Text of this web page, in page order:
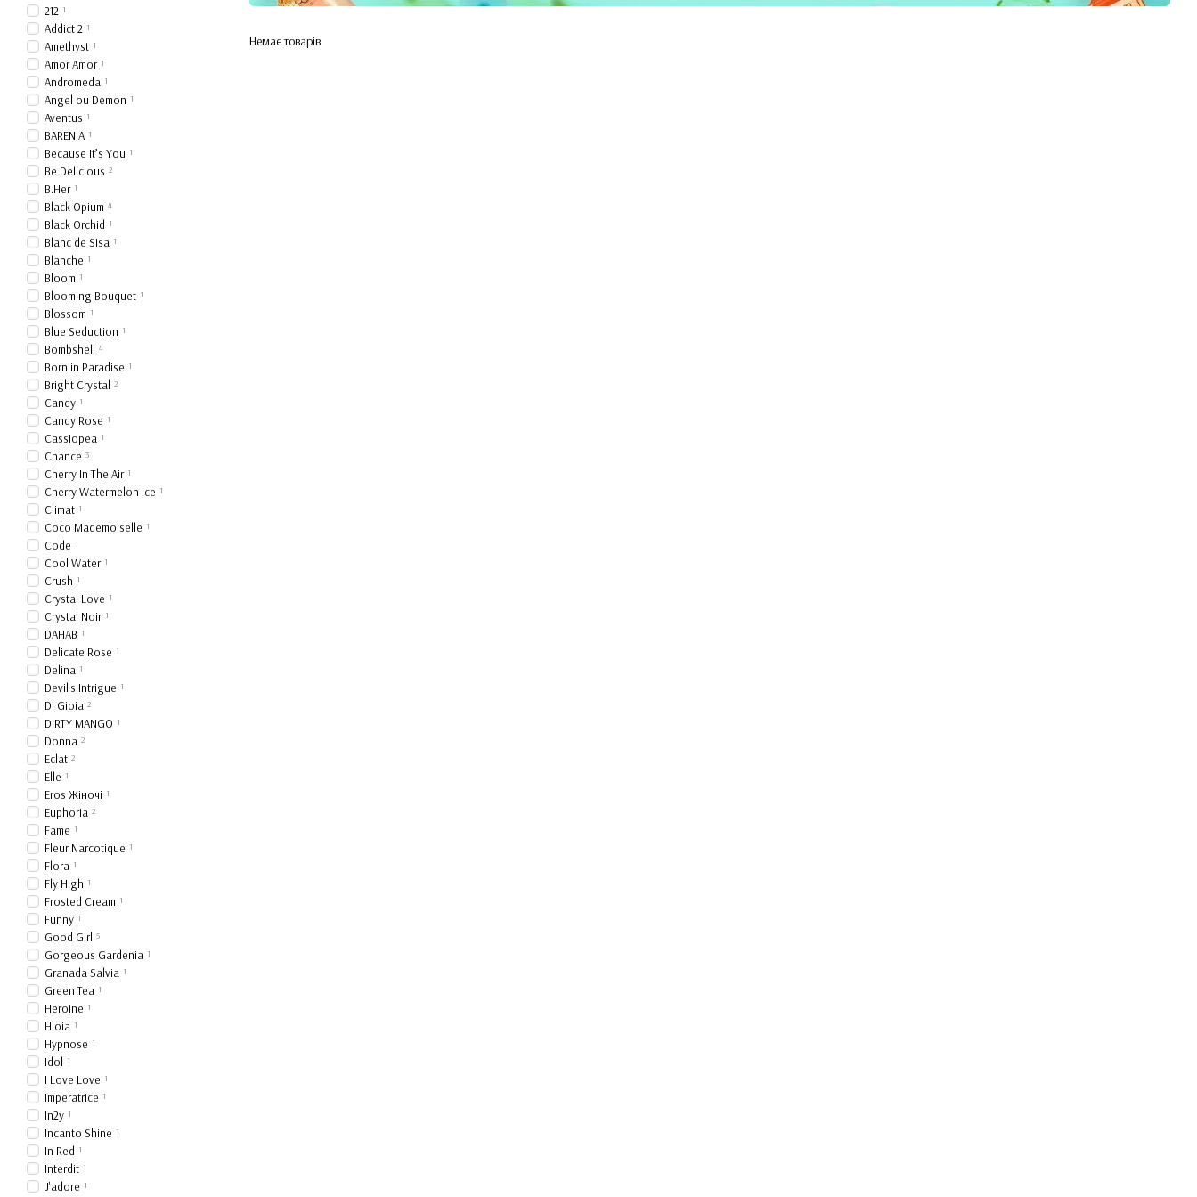
Немає товарів
212 1
Addict 2 1
Amethyst 1
Amor Amor 1
Andromeda 1
Angel ou Demon 1
Aventus 1
BARENIA 1
Because It’s You 1
Be Delicious 2
B.Her 1
Black Opium 4
Black Orchid 1
Blanc de Sisa 1
Blanche 1
Bloom 1
Blooming Bouquet 1
Blossom 1
Blue Seduction 1
Bombshell 4
Born in Paradise 1
Bright Crystal 2
Candy 1
Candy Rose 1
Cassiopea 1
Chance 3
Cherry In The Air 1
Cherry Watermelon Ice 1
Climat 1
Coco Mademoiselle 1
Code 1
Cool Water 1
Crush 1
Crystal Love 1
Crystal Noir 1
DAHAB 1
Delicate Rose 1
Delina 1
Devil's Intrigue 1
Di Gioia 2
DIRTY MANGO 1
Donna 2
Eclat 2
Elle 1
Eros Жіночі 1
Euphoria 2
Fame 1
Fleur Narcotique 1
Flora 1
Fly High 1
Frosted Cream 1
Funny 1
Good Girl 5
Gorgeous Gardenia 1
Granada Salvia 1
Green Tea 1
Heroine 1
Hloia 1
Hypnose 1
Idol 1
I Love Love 1
Imperatrice 1
In2y 1
Incanto Shine 1
In Red 1
Interdit 1
J'adore 1